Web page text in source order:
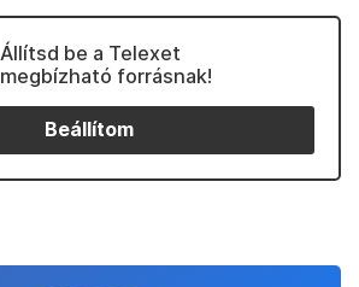
Állítsd be a Telexet
megbízható forrásnak!
Beállítom